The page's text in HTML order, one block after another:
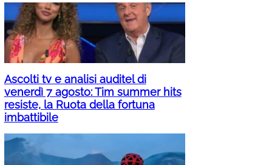
Ascolti tv e analisi auditel di
venerdì 7 agosto: Tim summer hits
resiste, la Ruota della fortuna
imbattibile